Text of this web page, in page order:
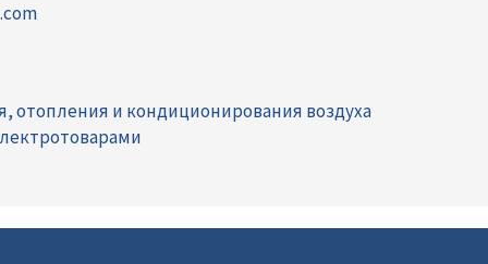
отопления и кондиционирования воздуха